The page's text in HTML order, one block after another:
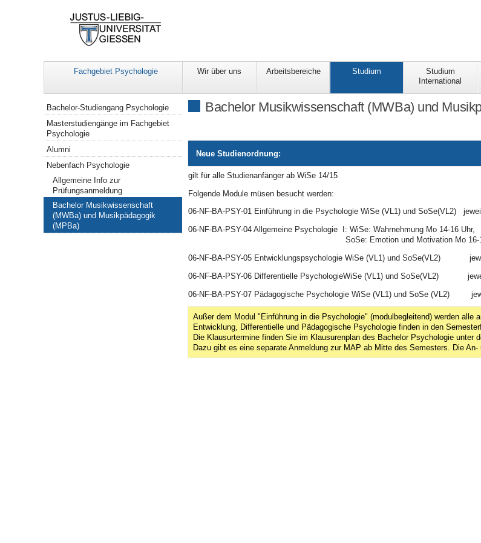
Fachgebiet Psychologie Wir über uns Arbeitsbereiche Studium
Studium
International
Bachelor Musikwissenschaft (MWBa) und
Neue Studienordnung:
gilt für alle Studienanfänger ab WiSe 14/15
Folgende Module müsen besucht werden:
06-NF-BA-PSY-01 Einführung in die Psychologie WiSe (VL1) und SoSe(VL2)
06-NF-BA-PSY-04 Allgemeine Psychologie I: WiSe: Wahrnehmung Mo 14-16 Uhr,
SoSe: Emotion und Motivation Mo 16-18
06-NF-BA-PSY-05 Entwicklungspsychologie WiSe (VL1) und SoSe(VL2)
06-NF-BA-PSY-06 Differentielle PsychologieWiSe (VL1) und SoSe(VL2)
06-NF-BA-PSY-07 Pädagogische Psychologie WiSe (VL1) und SoSe (VL2)
Außer dem Modul "Einführung in die Psychologie" (modulbegleitend) werden
Entwicklung, Differentielle und Pädagogische Psychologie finden in den
Die Klausurtermine finden Sie im Klausurenplan des Bachelor Psychologie unter
Dazu gibt es eine separate Anmeldung zur MAP ab Mitte des Semesters. Die
Navigation
Bachelor-Studiengang Psychologie
Masterstudiengänge im Fachgebiet
Psychologie
Alumni
Nebenfach Psychologie
Allgemeine Info zur
Prüfungsanmeldung
Bachelor Musikwissenschaft
(MWBa) und Musikpädagogik
(MPBa)